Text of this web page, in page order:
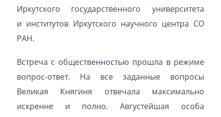
Иркутского государственного университета
и институтов Иркутского научного центра СО
РАН.
Встреча с общественностью прошла в режиме
вопрос-ответ. На все заданные вопросы
Великая Княгиня отвечала максимально
искренне и полно. Августейшая особа